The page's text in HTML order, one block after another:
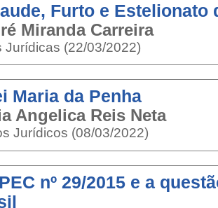
Furto e Estelionato
Miranda Carreira
Jurídicas (22/03/2022)
Maria da Penha
Angelica Reis Neta
Jurídicos (08/03/2022)
nº 29/2015 e a